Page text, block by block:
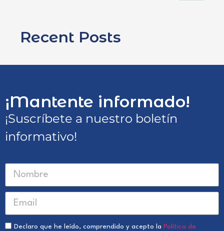
Recent Posts
¡Mantente informado!
¡Suscríbete a nuestro boletín
informativo!
Declaro que he leído, comprendido y acepto la Política de